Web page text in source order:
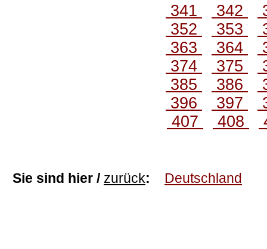
341
342
352
353
363
364
374
375
385
386
396
397
407
408
Sie sind hier / zurück: Deutschland